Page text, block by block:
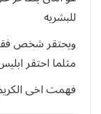
للبشريه
ويحتقر شخص
مثلما احتقر
فهمت اخى